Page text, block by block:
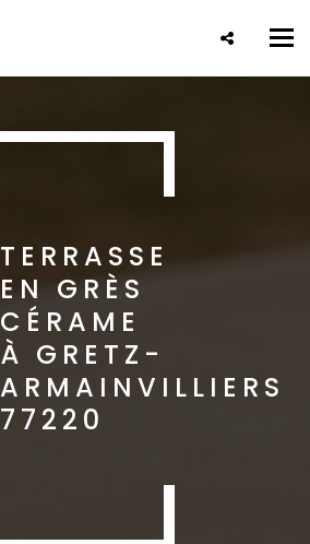
TERRASSE
EN GRÈS
CÉRAME
À GRETZ-
ARMAINVILLIERS
77220